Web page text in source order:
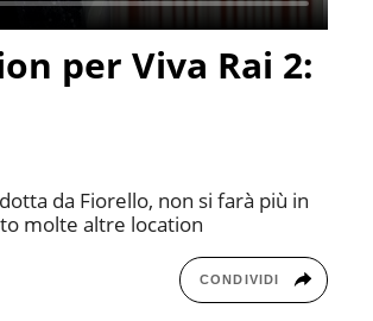
per Viva Rai 2:
da Fiorello, non si farà più in
molte altre location
CONDIVIDI